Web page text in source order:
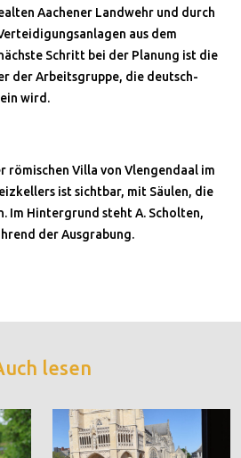
Aachener Landwehr und durch
aus dem
Schritt bei der Planung ist die
der Arbeitsgruppe, die deutsch-
wird.
römischen Villa von Vlengendaal im
ist sichtbar, mit Säulen, die
Im Hintergrund steht A. Scholten,
der Ausgrabung.
lesen